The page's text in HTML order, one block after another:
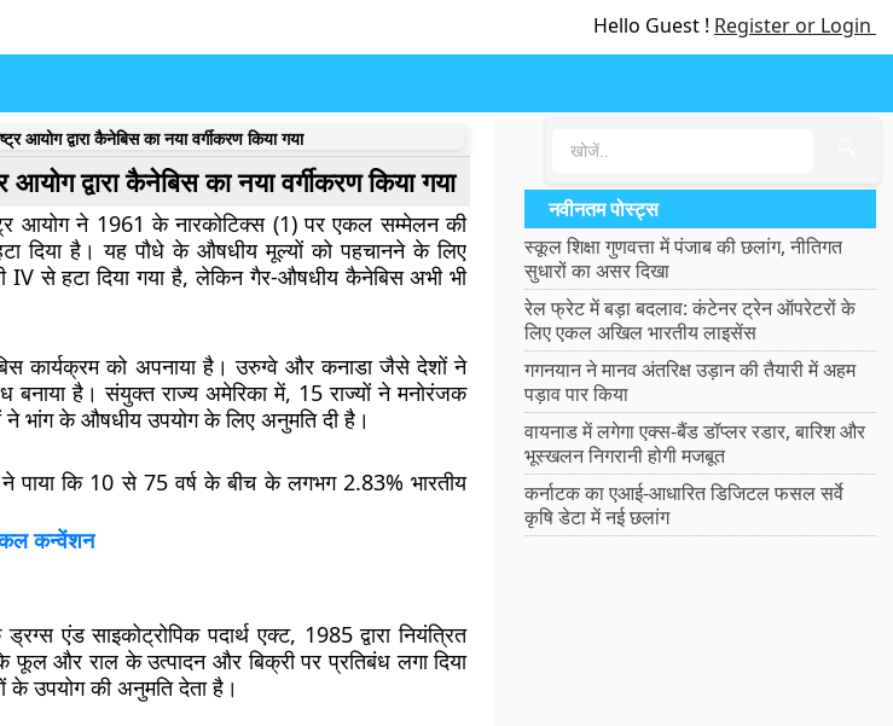
Hello Guest ! Register or Login
आयोग द्वारा कैनेबिस का नया वर्गीकरण किया गया
द्वारा कैनेबिस का नया वर्गीकरण किया गया
आयोग ने 1961 के नारकोटिक्स (1) पर एकल सम्मेलन की
दिया है। यह पौधे के औषधीय मूल्यों को पहचानने के लिए
IV से हटा दिया गया है, लेकिन गैर-औषधीय कैनेबिस अभी भी
कार्यक्रम को अपनाया है। उरुग्वे और कनाडा जैसे देशों ने
है। संयुक्त राज्य अमेरिका में, 15 राज्यों ने मनोरंजक
ने भांग के औषधीय उपयोग के लिए अनुमति दी है।
ने पाया कि 10 से 75 वर्ष के बीच के लगभग 2.83% भारतीय
कन्वेंशन
एंड साइकोट्रोपिक पदार्थ एक्ट, 1985 द्वारा नियंत्रित
और राल के उत्पादन और बिक्री पर प्रतिबंध लगा दिया
के उपयोग की अनुमति देता है।
नवीनतम पोस्ट्स
स्कूल शिक्षा गुणवत्ता में पंजाब की छलांग, नीतिगत
सुधारों का असर दिखा
रेल फ्रेट में बड़ा बदलाव: कंटेनर ट्रेन ऑपरेटरों के
लिए एकल अखिल भारतीय लाइसेंस
गगनयान ने मानव अंतरिक्ष उड़ान की तैयारी में अहम
पड़ाव पार किया
वायनाड में लगेगा एक्स-बैंड डॉप्लर रडार, बारिश और
भूस्खलन निगरानी होगी मजबूत
कर्नाटक का एआई-आधारित डिजिटल फसल सर्वे
कृषि डेटा में नई छलांग